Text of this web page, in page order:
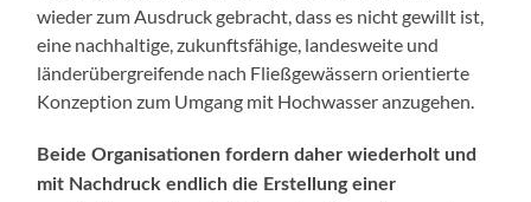
wieder zum Ausdruck gebracht, dass es nicht gewillt ist,
eine nachhaltige, zukunftsfähige, landesweite und
länderübergreifende nach Fließgewässern orientierte
Konzeption zum Umgang mit Hochwasser anzugehen.
Beide Organisationen fordern daher wiederholt und
mit Nachdruck endlich die Erstellung einer